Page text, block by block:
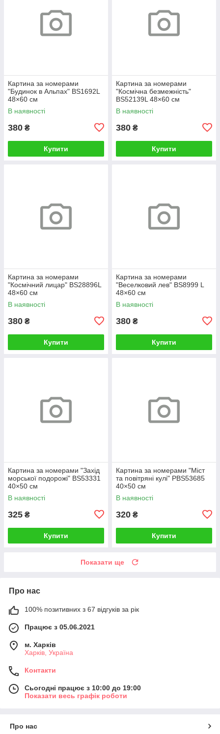
Картина за номерами
"Будинок в Альпах" BS1692L
48×60 см
В наявності
380 ₴
Купити
Картина за номерами
"Космічна безмежність"
BS52139L 48×60 см
В наявності
380 ₴
Купити
Картина за номерами
"Космічний лицар" BS28896L
48×60 см
В наявності
380 ₴
Купити
Картина за номерами
"Веселковий лев" BS8999 L
48×60 см
В наявності
380 ₴
Купити
Картина за номерами "Захід
морської подорожі" BS53331
40×50 см
В наявності
325 ₴
Купити
Картина за номерами "Міст
та повітряні кулі" PBS53685
40×50 см
В наявності
320 ₴
Купити
Показати ще
Про нас
100% позитивних з 67 відгуків за рік
Працює з 05.06.2021
м. Харків
Харків, Україна
Контакти
Сьогодні працює з 10:00 до 19:00
Показати весь графік роботи
Про нас